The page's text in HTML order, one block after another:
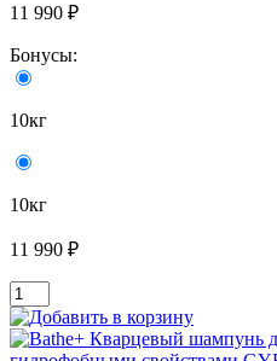
11 990 ₽
Бонусы:
10кг
10кг
11 990 ₽